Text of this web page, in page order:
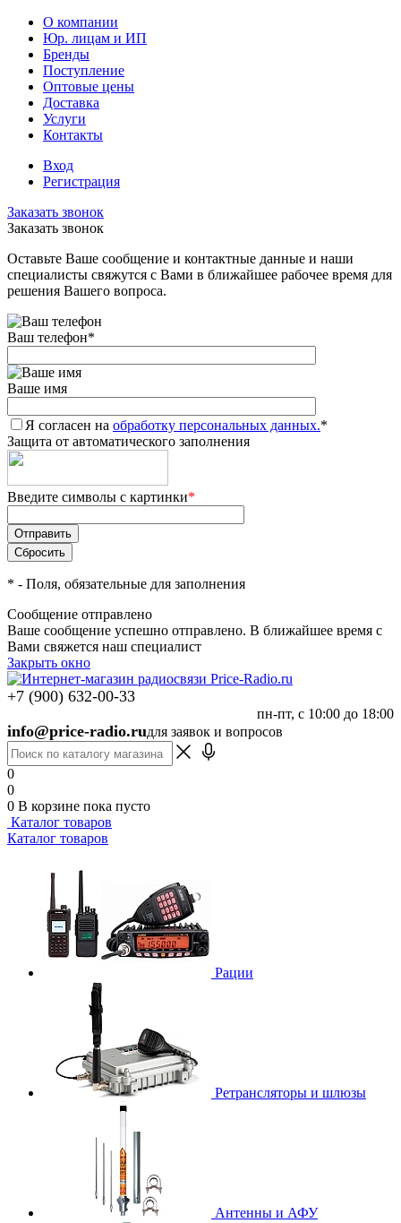
О компании
Юр. лицам и ИП
Бренды
Поступление
Оптовые цены
Доставка
Услуги
Контакты
Вход
Регистрация
Заказать звонок
Заказать звонок
Оставьте Ваше сообщение и контактные данные и наши
специалисты свяжутся с Вами в ближайшее рабочее время для
решения Вашего вопроса.
Ваш телефон*
Ваше имя
Я согласен на обработку персональных данных.*
Защита от автоматического заполнения
Введите символы с картинки*
* - Поля, обязательные для заполнения
Сообщение отправлено
Ваше сообщение успешно отправлено. В ближайшее время с
Вами свяжется наш специалист
Закрыть окно
+7 (900) 632-00-33
пн-пт, с 10:00 до 18:00
info@price-radio.ruдля заявок и вопросов
0
0
0 В корзине пока пусто
Каталог товаров
Каталог товаров
Рации
Ретрансляторы и шлюзы
Антенны и АФУ